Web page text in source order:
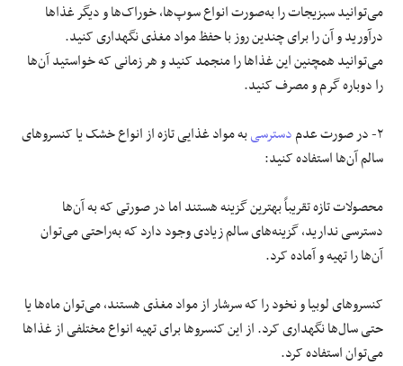
می‌توانید سبزیجات را به‌صورت انواع سوپ‌ها، خوراک‌ها و دیگر غذاها
درآورید و آن را برای چندین روز با حفظ مواد مغذی نگهداری کنید.
می‌توانید همچنین این غذاها را منجمد کنید و هر زمانی که خواستید آن‌ها
را دوباره گرم و مصرف کنید.
۲- در صورت عدم دسترسیبه مواد غذایی تازه از انواع خشک یا کنسروهای
سالم آن‌ها استفاده کنید:
محصولات تازه تقریباً بهترین گزینه هستند اما در صورتی که به‌ آن‌ها
دسترسی ندارید، گزینه‌های سالم زیادی وجود دارد که به‌راحتی می‌توان
آن‌ها را تهیه و آماده کرد.
کنسروهای لوبیا و نخود را که سرشار از مواد مغذی‌ هستند، می‌توان ماه‌ها یا
حتی سال‌ها نگهداری کرد. از این کنسروها برای تهیه انواع مختلفی از غذاها
می‌توان استفاده کرد.